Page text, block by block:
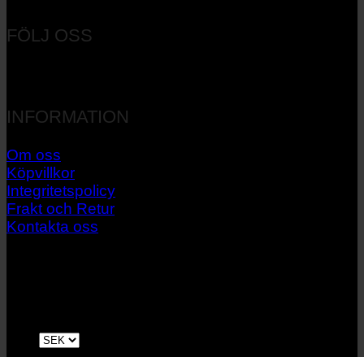
FÖLJ OSS
INFORMATION
Om oss
Köpvillkor
Integritetspolicy
Frakt och Retur
Kontakta oss